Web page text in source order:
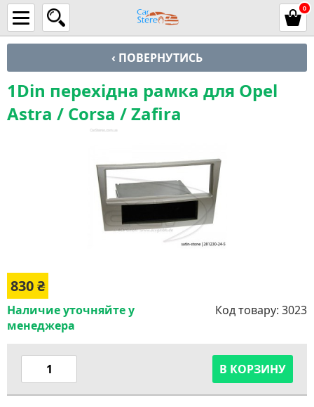
0
‹ ПОВЕРНУТИСЬ
1Din перехідна рамка для Opel
Astra / Corsa / Zafira
830₴
Наличие уточняйте у
менеджера
Код товару: 3023
В КОРЗИНУ